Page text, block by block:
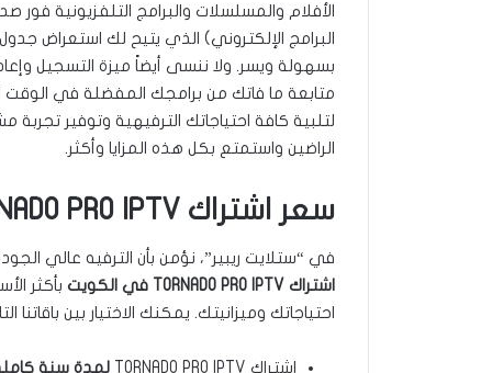
الأفلام والمسلسلات والبرامج التلفزيونية فور
البرامج الإلكتروني) الذي يتيح لك استعراض
بسهولة ويسر. ولا ننسى أيضاً ميزة التسجيل
متابعة ما فاتك من برامجك المفضلة في الوقت
لتلبية كافة احتياجاتك الترفيهية وتوفير
الراضين واستمتع بكل هذه المزايا وأكثر.
سعر اشتراك TORNADO PRO IPTV في الكويت والباقات المتوفرة
في “ستلايت ريبير”، نؤمن بأن الترفيه عالي
اشتراك TORNADO PRO IPTV في الكويت
بأكثر
احتياجاتك وميزانيتك. يمكنك الاختيار بين باقاتنا
اشتراك TORNADO PRO IPTV لمدة سنة